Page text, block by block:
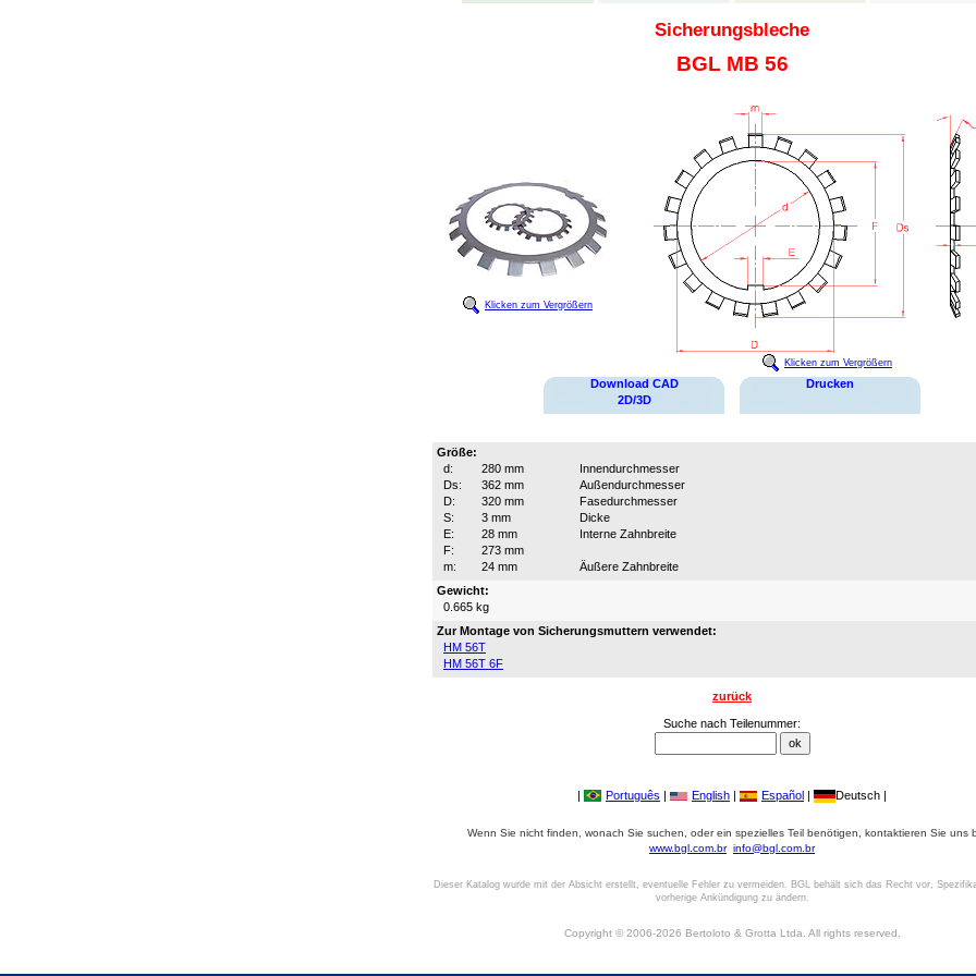
Sicherungsbleche
BGL MB 56
Klicken zum Vergrößern
Klicken zum Vergrößern
Download CAD
2D/3D
Drucken
Größe:
d:
280 mm
Innendurchmesser
Ds:
362 mm
Außendurchmesser
D:
320 mm
Fasedurchmesser
S:
3 mm
Dicke
E:
28 mm
Interne Zahnbreite
F:
273 mm
m:
24 mm
Äußere Zahnbreite
Gewicht:
0.665 kg
Zur Montage von Sicherungsmuttern verwendet:
HM 56T
HM 56T 6F
zurück
Suche nach Teilenummer:
| Português | English | Español | Deutsch |
Wenn Sie nicht finden, wonach Sie suchen, oder ein spezielles Teil benötigen, kontaktieren Sie uns
www.bgl.com.br info@bgl.com.br
Dieser Katalog wurde mit der Absicht erstellt, eventuelle Fehler zu vermeiden. BGL behält sich das Recht vor,
vorherige Ankündigung zu ändern.
Copyright © 2006-2026 Bertoloto & Grotta Ltda. All rights reserved.